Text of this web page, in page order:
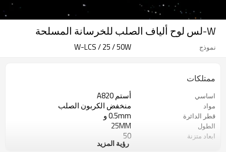
W-لس لوح ألياف الصلب للخرسانة المسلحة
نموذج W-LCS / 25 / 50W
ممتلكات
اساسي أستم A820
مواد منخفض الكربون الصلب
قطر الدائرة 0.5mm و
الطول 25MM
ابعاد متزنة 50
مجعد
رؤية المزيد